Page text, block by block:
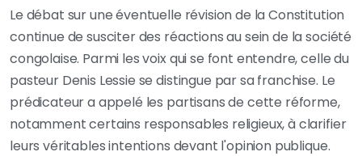
Le débat sur une éventuelle révision de la Constitution
continue de susciter des réactions au sein de la société
congolaise. Parmi les voix qui se font entendre, celle du
pasteur Denis Lessie se distingue par sa franchise. Le
prédicateur a appelé les partisans de cette réforme,
notamment certains responsables religieux, à clarifier
leurs véritables intentions devant l'opinion publique.